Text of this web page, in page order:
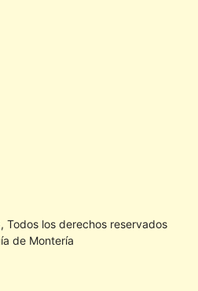
los derechos reservados
de Montería